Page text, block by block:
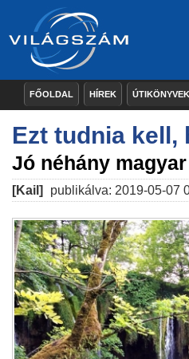
FŐOLDAL HÍREK
Ezt tudnia kell,
Jó néhány
[Kail] publikálva: 2019-05-07